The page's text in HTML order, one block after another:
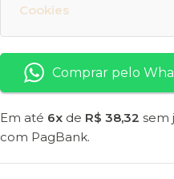
Cookies
Comprar pelo
Em até 6x de R$ 38,32 sem
com PagBank.